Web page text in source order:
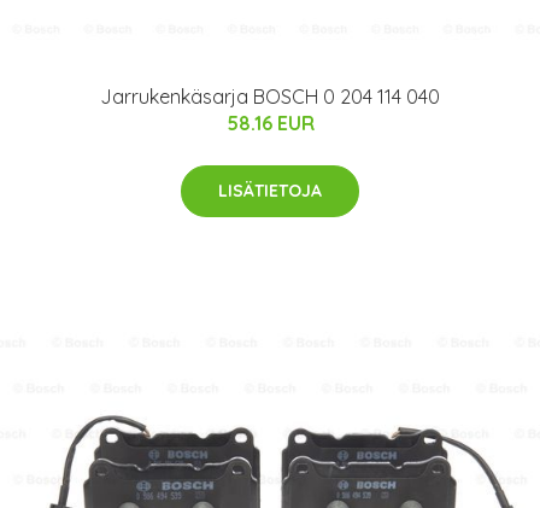
Jarrukenkäsarja BOSCH 0 204 114 040
58.16 EUR
LISÄTIETOJA